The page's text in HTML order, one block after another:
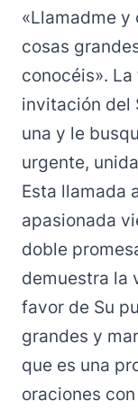
«Llamadme y
cosas
conocéis».
invitación del
una y le
urgente,
Esta llamada
apasionada
doble
demuestra la
favor de Su
grandes y
que es una
oraciones